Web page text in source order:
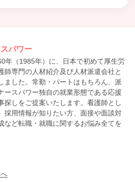
パワー
年（1985年）に、日本で初めて厚生労
師専門の人材紹介及び人材派遣会社と
ました。常勤・パートはもちろん、派
ースパワー独自の就業形態である応援
探しをご提案いたします。看護師とし
採用情報が知りたい方、面接や面談対
など転職・就職に関するお悩み全てを